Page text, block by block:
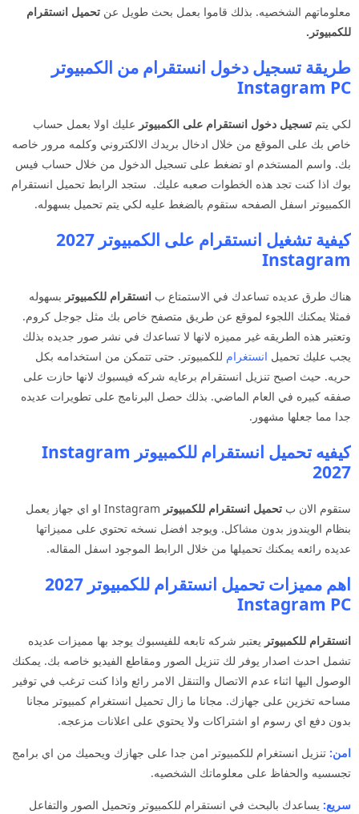
معلوماتهم الشخصيه. بذلك قاموا بعمل بحث طويل عن تحميل انستقرام
للكمبيوتر.
طريقة تسجيل دخول انستقرام من الكمبيوتر
Instagram PC
لكي يتم تسجيل دخول انستقرام على الكمبيوتر عليك اولا بعمل حساب
خاص بك على الموقع من خلال ادخال بريدك الالكتروني وكلمه مرور خاصه
بك. واسم المستخدم او تضغط على تسجيل الدخول من خلال حساب فيس
بوك اذا كنت تجد هذه الخطوات صعبه عليك. ستجد الرابط تحميل انستقرام
الكمبيوتر اسفل الصفحه ستقوم بالضغط عليه لكي يتم تحميل بسهوله.
كيفية تشغيل انستقرام على الكمبيوتر 2027
Instagram
هناك طرق عديده تساعدك في الاستمتاع ب انستقرام للكمبيوتر بسهوله
فمثلا يمكنك اللجوء لموقع عن طريق متصفح خاص بك مثل جوجل كروم.
وتعتبر هذه الطريقه غير مميزه لانها لا تساعدك في نشر صور جديده بذلك
يجب عليك تحميل انستغرام للكمبيوتر. حتى تتمكن من استخدامه بكل
حريه. حيث اصبح تنزيل انستقرام برعايه شركه فيسبوك لانها حازت على
صفقه كبيره في العام الماضي. بذلك حصل البرنامج على تطويرات عديده
جدا مما جعلها مشهور.
كيفيه تحميل انستقرام للكمبيوتر Instagram
2027
ستقوم الان ب تحميل انستقرام للكمبيوتر
Instagram او اي جهاز يعمل
بنظام الويندوز بدون مشاكل. ويوجد افضل نسخه تحتوي على مميزاتها
عديده رائعه يمكنك تحميلها من خلال الرابط الموجود اسفل المقاله.
اهم مميزات تحميل انستقرام للكمبيوتر 2027
Instagram PC
انستقرام للكمبيوتر يعتبر شركه تابعه للفيسبوك يوجد بها مميزات عديده
تشمل احدث اصدار يوفر لك تنزيل الصور ومقاطع الفيديو خاصه بك. يمكنك
الوصول اليها اثناء عدم الاتصال والتنقل الامر رائع واذا كنت ترغب في توفير
مساحه تخزين على جهازك. مجانا ما زال تحميل انستغرام كمبيوتر مجانا
بدون دفع اي رسوم او اشتراكات ولا يحتوي على اعلانات مزعجه.
امن: تنزيل انستغرام للكمبيوتر امن جدا على جهازك ويحميك من اي برامج
تجسسيه والحفاظ على معلوماتك الشخصيه.
سريع: يساعدك بالبحث في انستقرام للكمبيوتر وتحميل الصور والتفاعل